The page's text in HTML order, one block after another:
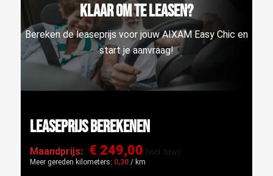
Klaar om te leasen?
Bereken de leaseprijs voor jouw AIXAM Easy Chic en
start je aanvraag!
Leaseprijs berekenen
Maandprijs: € 249,00 (incl. btw)
Meer gereden kilometers: 0,30 / km